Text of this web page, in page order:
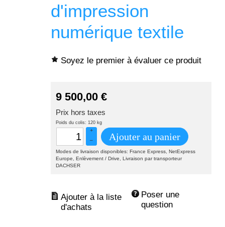
d'impression
numérique textile
Soyez le premier à évaluer ce produit
9 500,00 €
Prix hors taxes
Poids du colis: 120 kg
+
–
Ajouter au panier
Modes de livraison disponibles: France Express, NetExpress
Europe, Enlèvement / Drive, Livraison par transporteur
DACHSER
Poser une
question